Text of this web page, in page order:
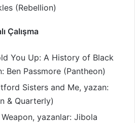
(Rebellion)
Çalışma
You Up: A History of Black
Ben Passmore (Pantheon)
Sisters and Me, yazan:
& Quarterly)
yazanlar: Jibola